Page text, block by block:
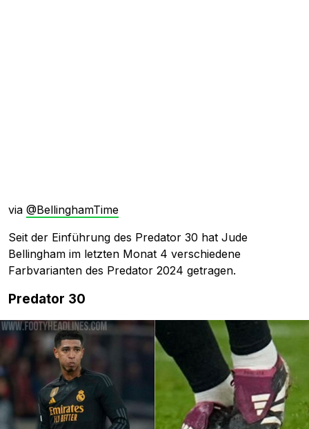
via @BellinghamTime
Seit der Einführung des Predator 30 hat Jude
Bellingham im letzten Monat 4 verschiedene
Farbvarianten des Predator 2024 getragen.
Predator 30